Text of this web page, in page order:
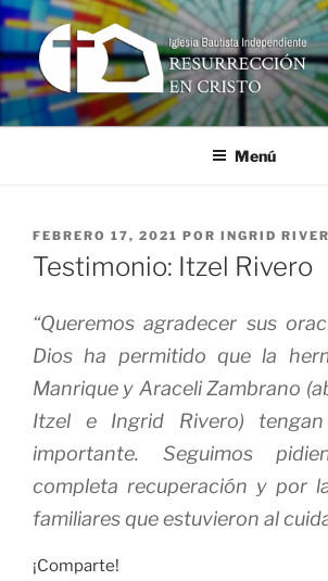
Ir
contenido
RESURRECCIÓN
Iglesia Bautista Independiente
Menú
PUBLICADO
EN
FEBRERO 17, 2021 POR INGRID
Testimonio: Itzel Rivero
“Queremos agradecer sus
Dios ha permitido que la
Manrique y Araceli Zambrano
Itzel e Ingrid Rivero)
importante. Seguimos
completa recuperación y por
familiares que estuvieron al
¡Comparte!